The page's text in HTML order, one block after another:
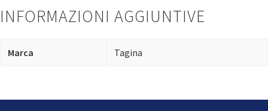
INFORMAZIONI AGGIUNTIVE
Marca Tagina